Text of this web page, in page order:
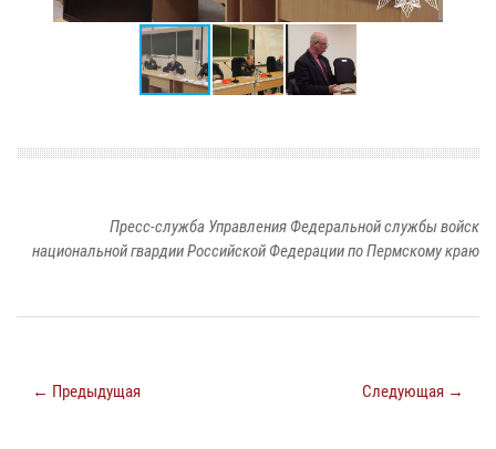
Пресс-служба Управления Федеральной службы войск
национальной гвардии Российской Федерации по Пермскому краю
← Предыдущая Следующая →